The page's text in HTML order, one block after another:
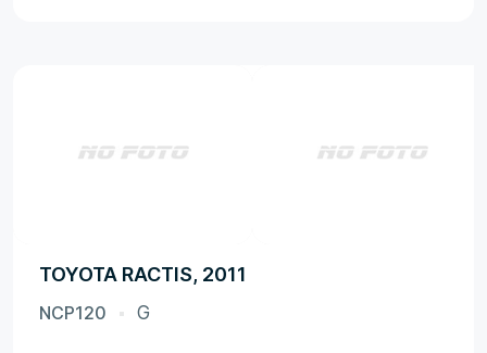
TOYOTA RACTIS, 2011
NCP120 G